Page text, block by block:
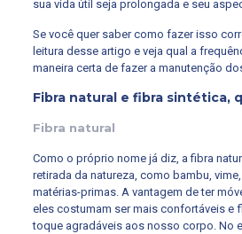
sua vida útil seja prolongada e seu
Se você quer saber como fazer isso
leitura desse artigo e veja qual a
maneira certa de fazer a manutenção
Fibra natural e fibra sintética,
Fibra natural
Como o próprio nome já diz, a fibra
retirada da natureza, como bambu,
matérias-primas. A vantagem de ter
eles costumam ser mais confortáveis e
toque agradáveis aos nosso corpo. No